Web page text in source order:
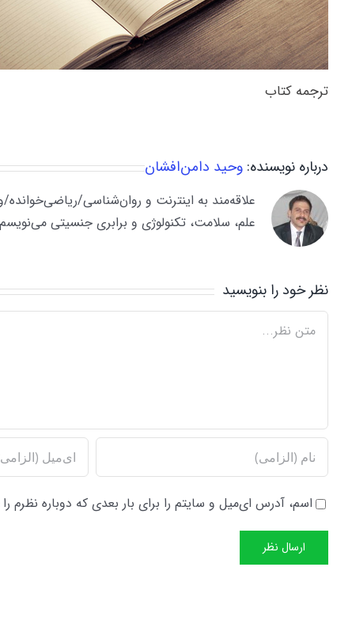
ترجمه کتاب
درباره نویسنده: وحید دامن‌افشان
علم، سلامت، تکنولوژی و برابری جنسیتی
نظر خود را بنویسید
Comment
اسم، آدرس ای‌میل و سایتم را برای بار بعدی که دوباره نظرم